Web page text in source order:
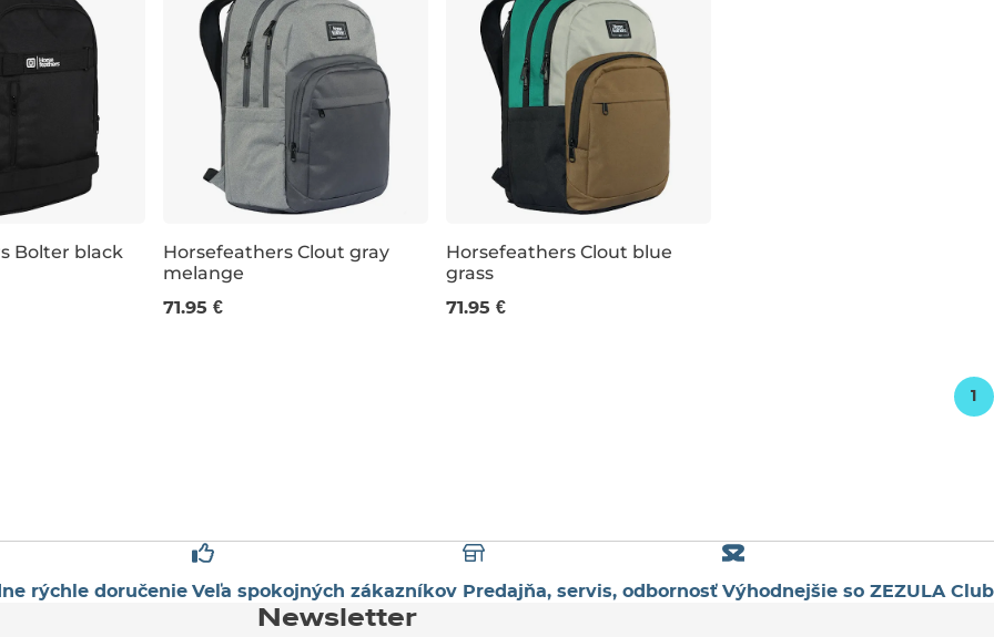
Bolter black
Horsefeathers Clout gray
melange
71.95 €
Horsefeathers Clout blue
grass
71.95 €
1
rýchle doručenie Veľa spokojných zákazníkov Predajňa, servis, odbornosť Výhodnejšie so ZEZULA Club
Newsletter